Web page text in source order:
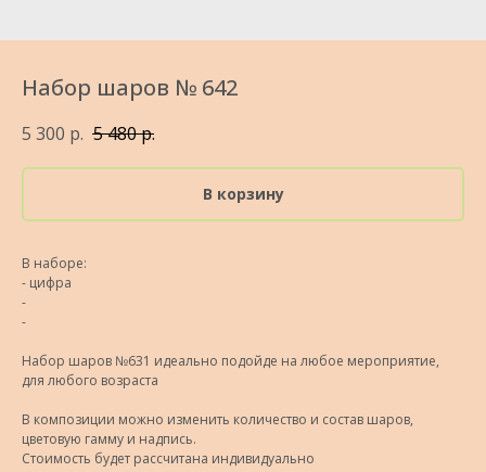
Набор шаров № 642
5 300 р. 5 480р.
В корзину
В наборе:
- цифра
-
-
Набор шаров №631 идеально подойде на любое мероприятие,
для любого возраста
В композиции можно изменить количество и состав шаров,
цветовую гамму и надпись.
Стоимость будет рассчитана индивидуально